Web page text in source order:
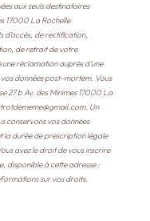
aux seuls destinataires
17000 La Rochelle
d’accès, de rectification,
de retrait de votre
réclamation auprès d’une
données post-mortem. Vous
27 b Av. des Minimes 17000 La
Un
conservons vos données
la durée de prescription légale
avez le droit de vous inscrire
disponible à cette adresse :
sur vos droits.